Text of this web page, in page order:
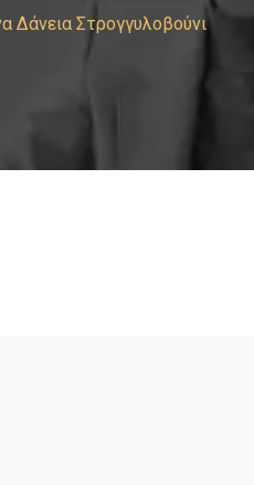
Δάνεια Στρογγυλοβούνι